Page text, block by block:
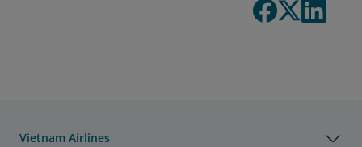
Vietnam Airlines